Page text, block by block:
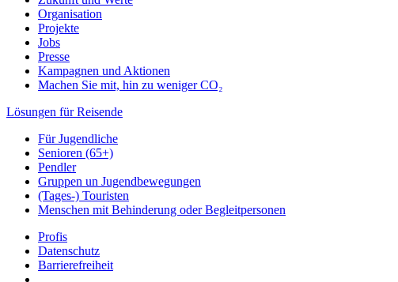
Organisation
Projekte
Jobs
Presse
Kampagnen und Aktionen
Machen Sie mit, hin zu weniger CO₂
Lösungen für Reisende
Für Jugendliche
Senioren (65+)
Pendler
Gruppen un Jugendbewegungen
(Tages-) Touristen
Menschen mit Behinderung oder Begleitpersonen
Profis
Datenschutz
Barrierefreiheit